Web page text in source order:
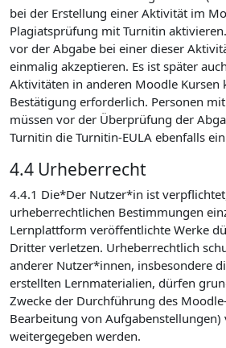
bei der Erstellung einer Aktivität im
Plagiatsprüfung mit Turnitin
vor der Abgabe bei einer dieser
einmalig akzeptieren. Es ist später
Aktivitäten in anderen Moodle Kursen
Bestätigung erforderlich. Personen
müssen vor der Überprüfung der
Turnitin die Turnitin-EULA ebenfalls
4.4 Urheberrecht
4.4.1 Die*Der Nutzer*in ist
urheberrechtlichen Bestimmungen
Lernplattform veröffentlichte Werke
Dritter verletzen. Urheberrechtlich
anderer Nutzer*innen, insbesondere
erstellten Lernmaterialien, dürfen
Zwecke der Durchführung des
Bearbeitung von
weitergegeben werden.